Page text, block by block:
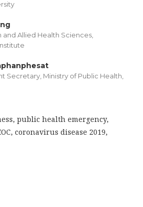
Allied Health Sciences,
Secretary, Ministry of Public Health,
public health emergency,
coronavirus disease 2019,